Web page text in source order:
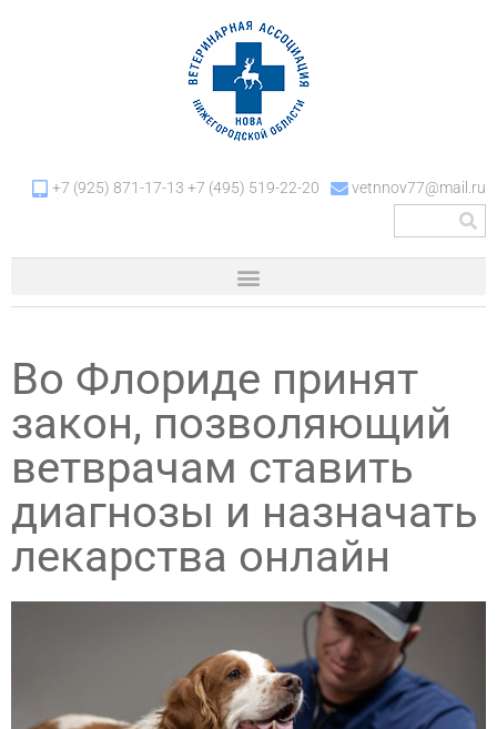
+7 (925) 871-17-13 +7 (495) 519-22-20 vetnnov77@mail.ru
Во Флориде принят
закон, позволяющий
ветврачам ставить
диагнозы и назначать
лекарства онлайн